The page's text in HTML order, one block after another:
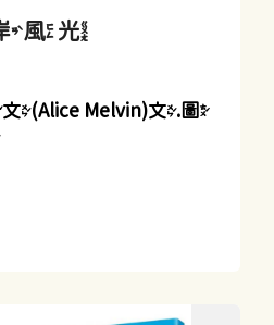
風光
(Alice Melvin)文.圖